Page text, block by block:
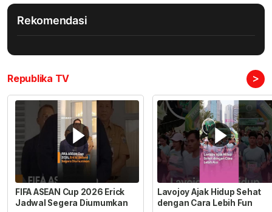
Rekomendasi
Republika TV >
FIFA ASEAN Cup 2026 Erick
Jadwal Segera Diumumkan
Lavojoy Ajak Hidup Sehat
dengan Cara Lebih Fun